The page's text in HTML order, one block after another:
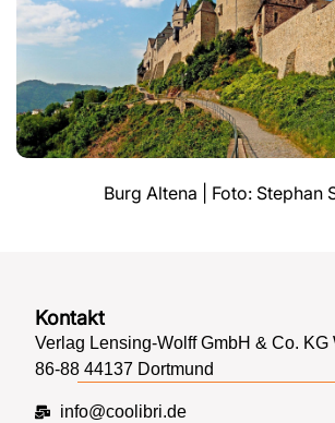
Burg Altena | Foto: Stephan
Kontakt
Verlag Lensing-Wolff GmbH & Co.
86-88 44137 Dortmund
info@coolibri.de